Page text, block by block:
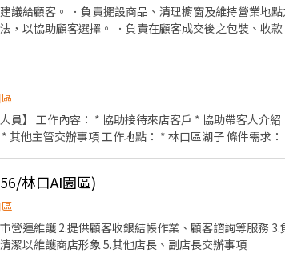
議給顧客。 ．負責擺設商品、清理櫥窗及維持營業地
，以協助顧客選擇。 ．負責在顧客成交後之包裝、收
門市及倉庫環境
需求： * 具服務熱忱、主動積極 * 做事細心、
林口AI園區)
營運維護 2.提供顧客收銀結帳作業、顧客諮詢等服務
潔以維護商店形象 5.其他店長、副店長交辦事項